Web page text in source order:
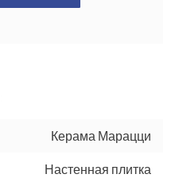
Керама Марацци
Настенная плитка